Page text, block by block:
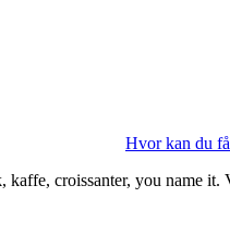
Hvor kan du
croissanter, you name